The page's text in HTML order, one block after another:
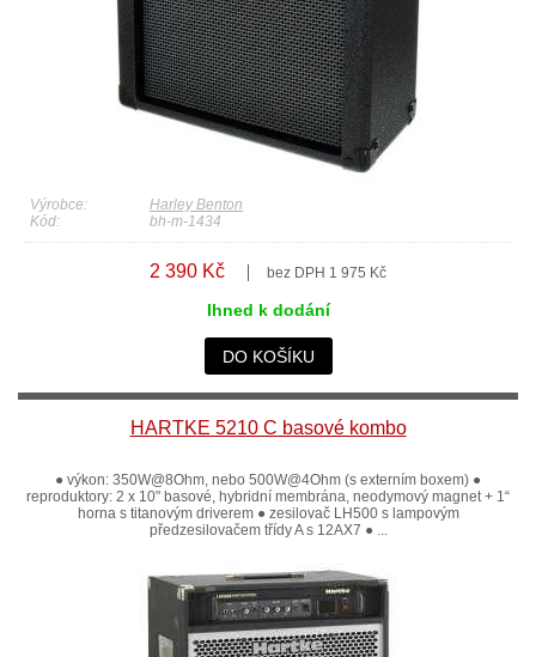
Výrobce:
Harley Benton
Kód:
bh-m-1434
2 390 Kč bez DPH 1 975 Kč
Ihned k dodání
DO KOŠÍKU
HARTKE 5210 C basové kombo
● výkon: 350W@8Ohm, nebo 500W@4Ohm (s externím boxem) ●
reproduktory: 2 x 10" basové, hybridní membrána, neodymový magnet + 1“
horna s titanovým driverem ● zesilovač LH500 s lampovým
předzesilovačem třídy A s 12AX7 ● ...